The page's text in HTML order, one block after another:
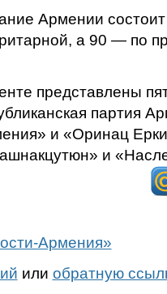
Армении состоит
а 90 — по
представлены
партия
и «Оринац
и
Армения»
или обратную